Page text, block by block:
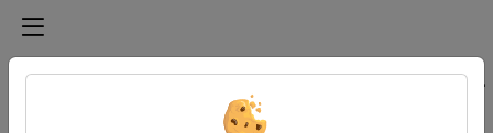
Médiathèque de l'université Paris
Rechercher un média sur Médiathèque de l'université